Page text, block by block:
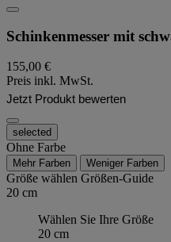
Schinkenmesser mit
155,00 €
Preis inkl. MwSt.
Jetzt Produkt bewerten
selected
Ohne Farbe
Mehr Farben Weniger Farben
Größe wählen Größen-Guide
20 cm
Wählen Sie Ihre Größe
20 cm